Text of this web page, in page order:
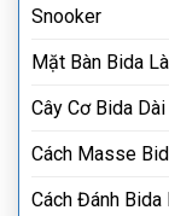
Snooker
Mặt Bàn Bida
Cây Cơ Bida
Cách Masse
Cách Đánh